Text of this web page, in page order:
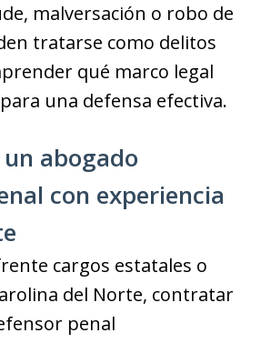
malversación o robo de
tratarse como delitos
qué marco legal
una defensa efectiva.
abogado
con experiencia
cargos estatales o
del Norte, contratar
penal